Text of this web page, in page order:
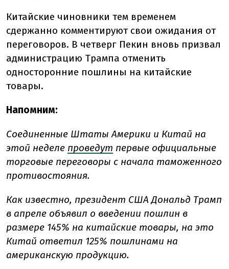
Китайские чиновники тем временем
сдержанно комментируют свои ожидания от
переговоров. В четверг Пекин вновь призвал
администрацию Трампа отменить
односторонние пошлины на китайские
товары.
Напомним:
Соединенные Штаты Америки и Китай на
этой неделе проведут первые официальные
торговые переговоры с начала таможенного
противостояния.
Как известно, президент США Дональд Трамп
в апреле объявил о введении пошлин в
размере 145% на китайские товары, на это
Китай ответил 125% пошлинами на
американскую продукцию.